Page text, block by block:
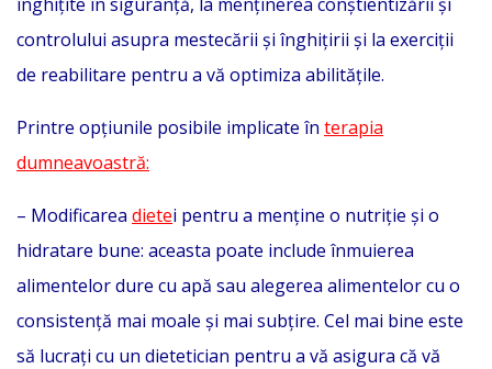
controlului asupra mestecării și înghițirii și la exerciții
de reabilitare pentru a vă optimiza abilitățile.
Printre opțiunile posibile implicate în terapia
dumneavoastră:
– Modificarea dietei pentru a menține o nutriție și o
hidratare bune: aceasta poate include înmuierea
alimentelor dure cu apă sau alegerea alimentelor cu o
consistență mai moale și mai subțire. Cel mai bine este
să lucrați cu un dietetician pentru a vă asigura că vă